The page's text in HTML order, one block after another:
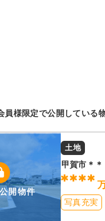
員様限定で公開している
開物件
土地
甲賀市＊＊
****
写真充実